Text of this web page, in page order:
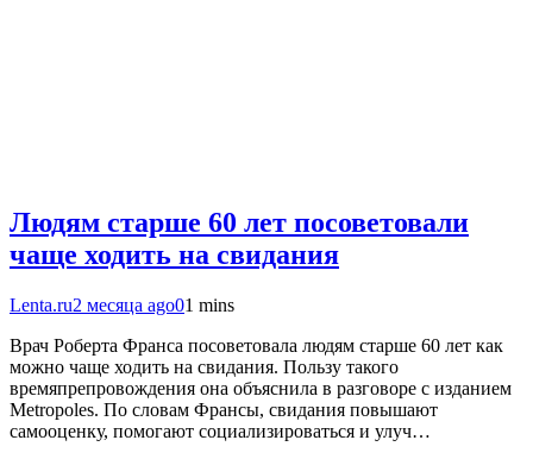
Людям старше 60 лет посоветовали
чаще ходить на свидания
Lenta.ru2 месяца ago01 mins
Врач Роберта Франса посоветовала людям старше 60 лет как
можно чаще ходить на свидания. Пользу такого
времяпрепровождения она объяснила в разговоре с изданием
Metropoles. По словам Франсы, свидания повышают
самооценку, помогают социализироваться и улуч…